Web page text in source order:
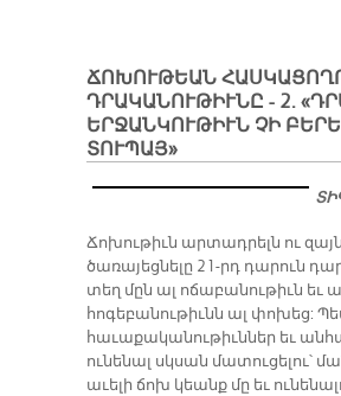
ՃՈԽՈՒԹԵԱՆ
ԴՐԱԿԱՆՈՒԹԻՒՆԸ - 2.
ԵՐՋԱՆԿՈՒԹԻՒՆ ՉԻ
ՏՈՒՊԱՅ»
Ճոխութիւն արտադրելն ու
ծառայեցնելը 21-րդ դարուն
տեղ մըն ալ ոճաբանութիւն եւ
հոգեբանութիւնն ալ փոխեց:
հաւաքականութիւններ եւ
ունենալ սկսան մատուցելու՝
աւելի ճոխ կեանք մը եւ